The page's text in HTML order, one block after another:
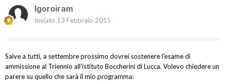
Igoroiram
Inviato 13 Febbraio 2015
Salve a tutti, a settembre prossimo dovrei sostenere l'esame di
ammissione al Triennio all'istituto Boccherini di Lucca. Volevo chiedere un
parere su quello che sarà il mio programma: